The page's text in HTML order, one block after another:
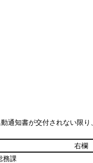
通知書が交付されない限
右欄
務課